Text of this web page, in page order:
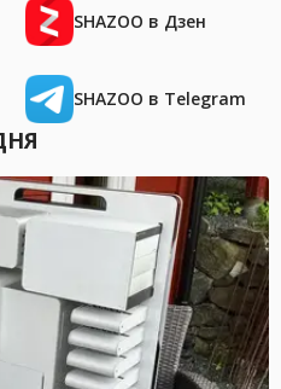
SHAZOO в Дзен
SHAZOO в Telegram